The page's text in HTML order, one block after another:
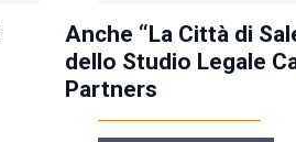
Anche “La Città di
dello Studio Legale
Partners